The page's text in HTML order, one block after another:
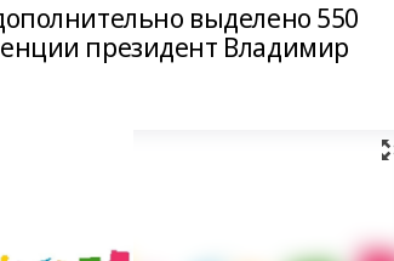
выделено 550
президент Владимир